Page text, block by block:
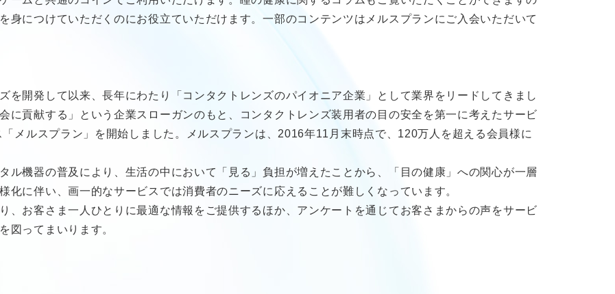
身につけていただくのにお役立ていただけます。一部のコンテンツはメルスプランにご入会いただいて
を開発して以来、長年にわたり「コンタクトレンズのパイオニア企業」として業界をリードしてきまし
に貢献する」という企業スローガンのもと、コンタクトレンズ装用者の目の安全を第一に考えたサービ
メルスプラン」を開始しました。メルスプランは、2016年11月末時点で、120万人を超える会員様に
ル機器の普及により、生活の中において「見る」負担が増えたことから、「目の健康」への関心が一層
化に伴い、画一的なサービスでは消費者のニーズに応えることが難しくなっています。
、お客さま一人ひとりに最適な情報をご提供するほか、アンケートを通じてお客さまからの声をサービ
図ってまいります。